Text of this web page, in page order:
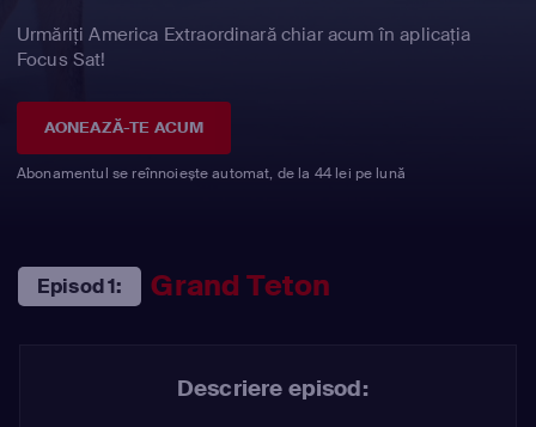
Urmăriți America Extraordinară chiar acum în aplicația
Focus Sat!
AONEAZĂ-TE ACUM
Abonamentul se reînnoiește automat, de la 44 lei pe lună
Episod 1: Grand Teton
Descriere episod: